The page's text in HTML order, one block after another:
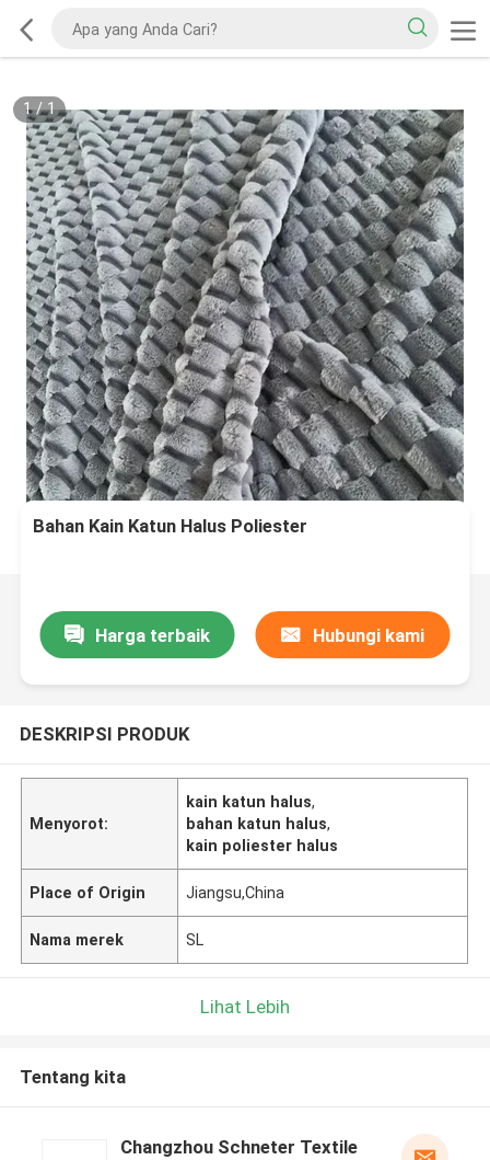
1/1
Bahan Kain Katun Halus Poliester
Harga terbaik Hubungi kami
DESKRIPSI PRODUK
Menyorot:
kain katun halus,
bahan katun halus,
kain poliester halus
Place of Origin Jiangsu,China
Nama merek SL
Lihat Lebih
Tentang kita
Changzhou Schneter Textile